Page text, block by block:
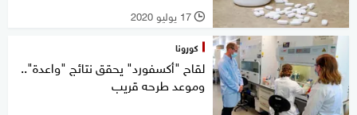
l 17 يوليو 2020
كورونا
لقاح "أكسفورد" يحقق نتائج "واعدة"..
وموعد طرحه قريب